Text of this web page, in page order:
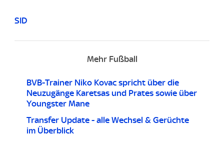
SID
Mehr Fußball
BVB-Trainer Niko Kovac spricht über die
Neuzugänge Karetsas und Prates sowie über
Youngster Mane
Transfer Update - alle Wechsel & Gerüchte
im Überblick